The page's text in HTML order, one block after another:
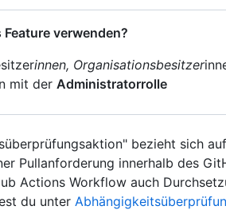
verwenden?
innen, Organisationsbesitzer
mit der Administratorrolle
bezieht sich
Pullanforderung innerhalb des
Actions Workflow auch
du unter